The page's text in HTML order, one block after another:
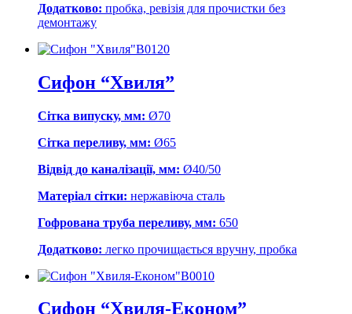
Додатково: пробка, ревізія для прочистки без
демонтажу
В0120
Сифон “Хвиля”
Сітка випуску, мм: Ø70
Сітка переливу, мм: Ø65
Відвід до каналізації, мм: Ø40/50
Матеріал сітки: нержавіюча сталь
Гофрована труба переливу, мм: 650
Додатково: легко прочищається вручну, пробка
В0010
Сифон “Хвиля-Економ”